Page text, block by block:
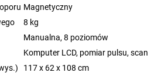
Magnetyczny
8 kg
Manualna, 8 poziomów
Komputer LCD, pomiar pulsu, scan
117 x 62 x 108 cm